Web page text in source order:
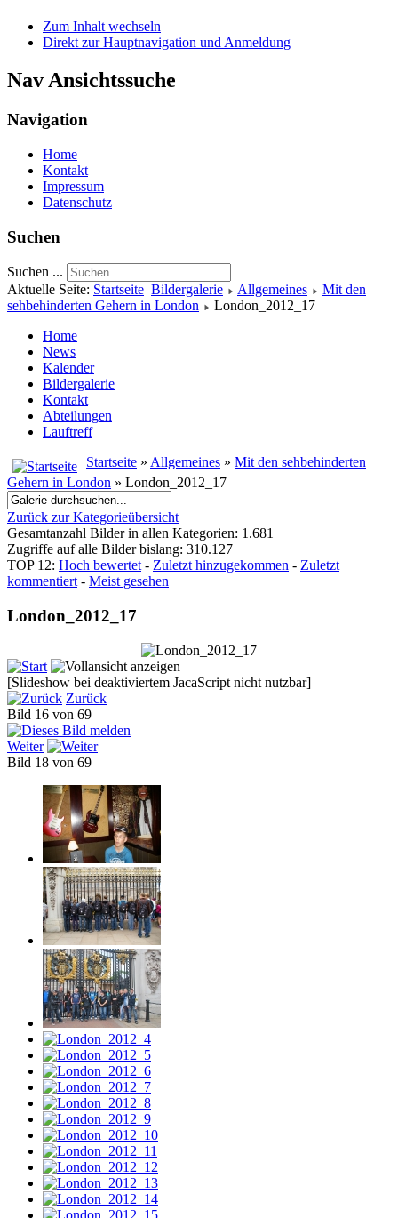
Zum Inhalt wechseln
Direkt zur Hauptnavigation und Anmeldung
Nav Ansichtssuche
Navigation
Home
Kontakt
Impressum
Datenschutz
Suchen
Suchen ...
Aktuelle Seite: Startseite Bildergalerie Allgemeines
Mit den
sehbehinderten Gehern in London
London_2012_17
Home
News
Kalender
Bildergalerie
Kontakt
Abteilungen
Lauftreff
Startseite » Allgemeines » Mit den sehbehinderten
Gehern in London » London_2012_17
Zurück zur Kategorieübersicht
Gesamtanzahl Bilder in allen Kategorien: 1.681
Zugriffe auf alle Bilder bislang: 310.127
TOP 12: Hoch bewertet- Zuletzt hinzugekommen - Zuletzt
kommentiert- Meist gesehen
London_2012_17
[Slideshow bei deaktiviertem JacaScript nicht nutzbar]
Zurück
Bild 16 von 69
Weiter
Bild 18 von 69